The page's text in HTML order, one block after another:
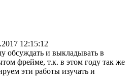
12:15:12
обсуждать и выкладывать в
фрейме, т.к. в этом году так же
эти работы изучать и